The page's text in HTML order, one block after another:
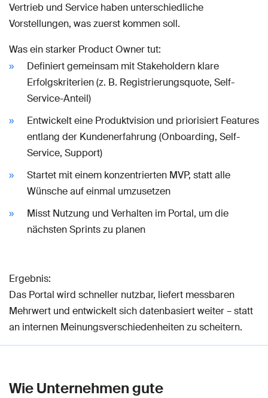
Vertrieb und Service haben unterschiedliche
Vorstellungen, was zuerst kommen soll.
Was ein starker Product Owner tut:
Definiert gemeinsam mit Stakeholdern klare
Erfolgskriterien (z. B. Registrierungsquote, Self-
Service-Anteil)
Entwickelt eine Produktvision und priorisiert Features
entlang der Kundenerfahrung (Onboarding, Self-
Service, Support)
Startet mit einem konzentrierten MVP, statt alle
Wünsche auf einmal umzusetzen
Misst Nutzung und Verhalten im Portal, um die
nächsten Sprints zu planen
Ergebnis:
Das Portal wird schneller nutzbar, liefert messbaren
Mehrwert und entwickelt sich datenbasiert weiter – statt
an internen Meinungsverschiedenheiten zu scheitern.
Wie Unternehmen gute